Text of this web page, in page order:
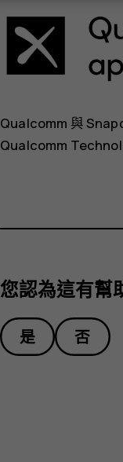
Qualcomm 與
Qualcomm
您認為這有幫
是 否